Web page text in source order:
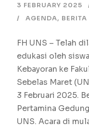
3 FEBRUARY 2025
AGENDA, BERITA
FH UNS – Telah
edukasi oleh
Kebayoran ke
Sebelas Maret
3 Februari 2025.
Pertamina
UNS. Acara di